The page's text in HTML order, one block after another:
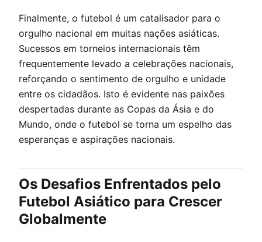
Finalmente, o futebol é um catalisador para o
orgulho nacional em muitas nações asiáticas.
Sucessos em torneios internacionais têm
frequentemente levado a celebrações nacionais,
reforçando o sentimento de orgulho e unidade
entre os cidadãos. Isto é evidente nas paixões
despertadas durante as Copas da Ásia e do
Mundo, onde o futebol se torna um espelho das
esperanças e aspirações nacionais.
Os Desafios Enfrentados pelo
Futebol Asiático para Crescer
Globalmente